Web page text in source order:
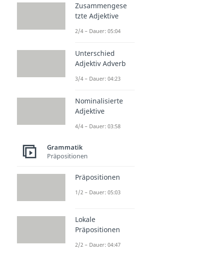
Zusammengese
tzte Adjektive
2/4 – Dauer: 05:04
Unterschied
Adjektiv Adverb
3/4 – Dauer: 04:23
Nominalisierte
Adjektive
4/4 – Dauer: 03:58
Grammatik
Präpositionen
Präpositionen
1/2 – Dauer: 05:03
Lokale
Präpositionen
2/2 – Dauer: 04:47